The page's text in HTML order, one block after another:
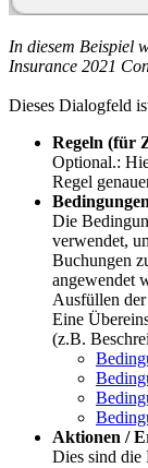
In diesem Beispiel
Insurance 2021
Dieses Dialogfeld
Regeln (für
Optional.:
Regel
Bedingungen
Die
verwendet,
Buchungen
angewendet
Ausfüllen
Eine
(z.B.
Aktionen /
Dies sind die